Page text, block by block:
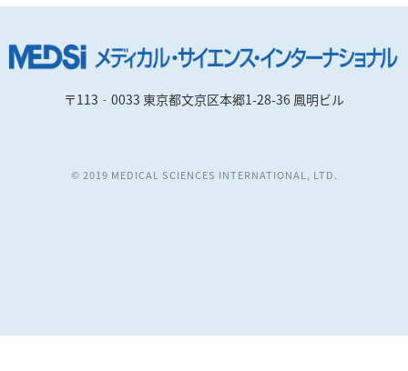
〒113‐0033 東京都文京区本郷1-28-36 鳳明ビル
© 2019 MEDICAL SCIENCES INTERNATIONAL, LTD.